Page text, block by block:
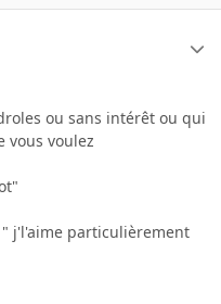
ou sans intérêt ou qui
vous voulez
j'l'aime particulièrement